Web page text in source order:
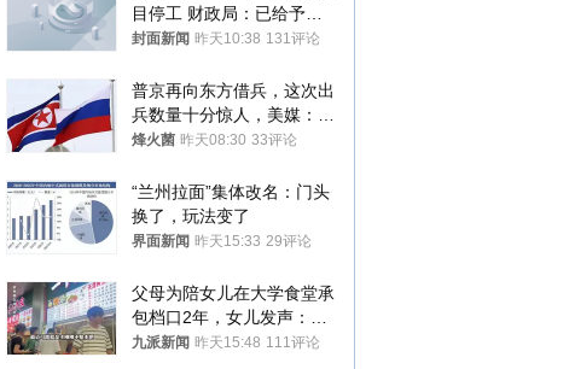
目停工 财政局：已给予处
分，正督促整改
封面新闻 昨天10:38 131评论
普京再向东方借兵，这次出
兵数量十分惊人，美媒：俄
朝要动真格？
烽火菌 昨天08:30 33评论
“兰州拉面”集体改名：门头
换了，玩法变了
界面新闻 昨天15:33 29评论
父母为陪女儿在大学食堂承
包档口2年，女儿发声：初
衷是为了陪伴，毕业后将不
九派新闻 昨天15:48 111评论